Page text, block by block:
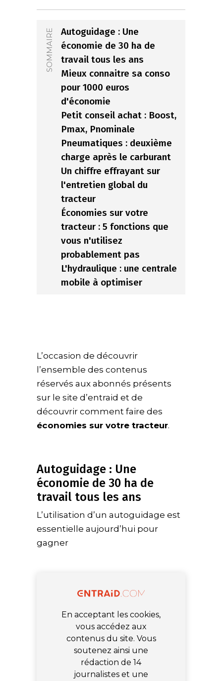
SOMMAIRE
Autoguidage : Une
économie de 30 ha de
travail tous les ans
Mieux connaitre sa conso
pour 1000 euros
d'économie
Petit conseil achat : Boost,
Pmax, Pnominale
Pneumatiques : deuxième
charge après le carburant
Un chiffre effrayant sur
l'entretien global du
tracteur
Économies sur votre
tracteur : 5 fonctions que
vous n'utilisez
probablement pas
L'hydraulique : une centrale
mobile à optimiser
L’occasion de découvrir
l’ensemble des contenus
réservés aux abonnés présents
sur le site d’entraid et de
découvrir comment faire des
économies sur votre tracteur.
Autoguidage : Une
économie de 30 ha de
travail tous les ans
L’utilisation d’un autoguidage est
essentielle aujourd’hui pour
gagner
En acceptant les cookies,
vous accédez aux
contenus du site. Vous
soutenez ainsi une
rédaction de 14
journalistes et une